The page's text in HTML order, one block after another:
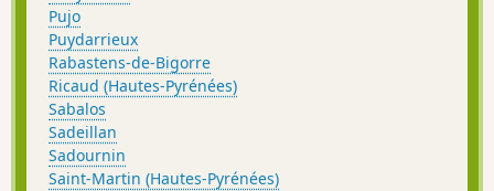
Pujo
Puydarrieux
Rabastens-de-Bigorre
Ricaud (Hautes-Pyrénées)
Sabalos
Sadeillan
Sadournin
Saint-Martin (Hautes-Pyrénées)